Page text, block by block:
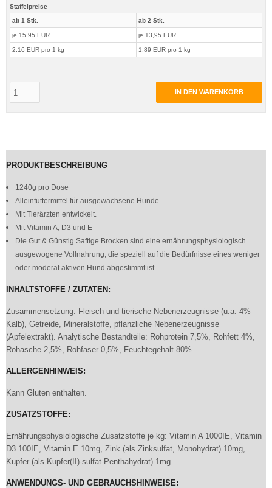
Staffelpreise
ab 1 Stk.
je 15,95 EUR
2,16 EUR pro 1 kg
ab 2 Stk.
je 13,95 EUR
1,89 EUR pro 1 kg
IN DEN WARENKORB
PRODUKTBESCHREIBUNG
1240g pro Dose
Alleinfuttermittel für ausgewachsene Hunde
Mit Tierärzten entwickelt.
Mit Vitamin A, D3 und E
Die Gut & Günstig Saftige Brocken sind eine ernährungsphysiologisch
ausgewogene Vollnahrung, die speziell auf die Bedürfnisse eines weniger
oder moderat aktiven Hund abgestimmt ist.
INHALTSTOFFE / ZUTATEN:
Zusammensetzung: Fleisch und tierische Nebenerzeugnisse (u.a. 4%
Kalb), Getreide, Mineralstoffe, pflanzliche Nebenerzeugnisse
(Apfelextrakt). Analytische Bestandteile: Rohprotein 7,5%, Rohfett 4%,
Rohasche 2,5%, Rohfaser 0,5%, Feuchtegehalt 80%.
ALLERGENHINWEIS:
Kann Gluten enthalten.
ZUSATZSTOFFE:
Ernährungsphysiologische Zusatzstoffe je kg: Vitamin A 1000IE, Vitamin
D3 100IE, Vitamin E 10mg, Zink (als Zinksulfat, Monohydrat) 10mg,
Kupfer (als Kupfer(II)-sulfat-Penthahydrat) 1mg.
ANWENDUNGS- UND GEBRAUCHSHINWEISE: